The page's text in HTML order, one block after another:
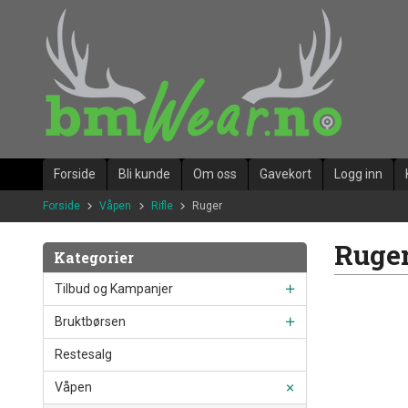
innholdet
Forside Bli kunde Om oss Gavekort Logg inn
Forside Våpen Rifle Ruger
Kategorier
Tilbud og Kampanjer
Bruktbørsen
Restesalg
Våpen